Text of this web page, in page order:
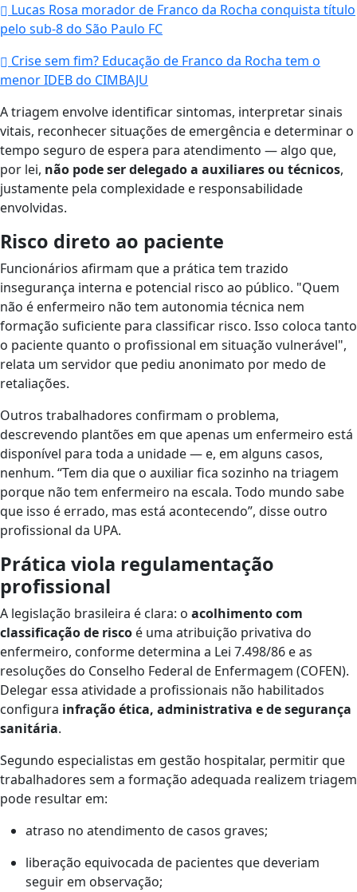
Lucas Rosa morador de Franco da Rocha conquista título
pelo sub-8 do São Paulo FC
Crise sem fim? Educação de Franco da Rocha tem o
menor IDEB do CIMBAJU
A triagem envolve identificar sintomas, interpretar sinais
vitais, reconhecer situações de emergência e determinar o
tempo seguro de espera para atendimento — algo que,
por lei, não pode ser delegado a auxiliares ou técnicos,
justamente pela complexidade e responsabilidade
envolvidas.
Risco direto ao paciente
Funcionários afirmam que a prática tem trazido
insegurança interna e potencial risco ao público. "Quem
não é enfermeiro não tem autonomia técnica nem
formação suficiente para classificar risco. Isso coloca tanto
o paciente quanto o profissional em situação vulnerável",
relata um servidor que pediu anonimato por medo de
retaliações.
Outros trabalhadores confirmam o problema,
descrevendo plantões em que apenas um enfermeiro está
disponível para toda a unidade — e, em alguns casos,
nenhum. “Tem dia que o auxiliar fica sozinho na triagem
porque não tem enfermeiro na escala. Todo mundo sabe
que isso é errado, mas está acontecendo”, disse outro
profissional da UPA.
Prática viola regulamentação
profissional
A legislação brasileira é clara: o acolhimento com
classificação de risco é uma atribuição privativa do
enfermeiro, conforme determina a Lei 7.498/86 e as
resoluções do Conselho Federal de Enfermagem (COFEN).
Delegar essa atividade a profissionais não habilitados
configura infração ética, administrativa e de segurança
sanitária.
Segundo especialistas em gestão hospitalar, permitir que
trabalhadores sem a formação adequada realizem triagem
pode resultar em:
atraso no atendimento de casos graves;
liberação equivocada de pacientes que deveriam
seguir em observação;